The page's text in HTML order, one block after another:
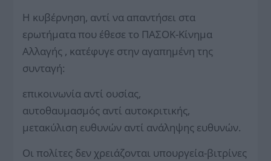
Η κυβέρνηση, αντί να απαντήσει στα
ερωτήματα που έθεσε το ΠΑΣΟΚ-Κίνημα
Αλλαγής , κατέφυγε στην αγαπημένη της
συνταγή:
επικοινωνία αντί ουσίας,
αυτοθαυμασμός αντί αυτοκριτικής,
μετακύλιση ευθυνών αντί ανάληψης ευθυνών.
Οι πολίτες δεν χρειάζονται υπουργεία-βιτρίνες